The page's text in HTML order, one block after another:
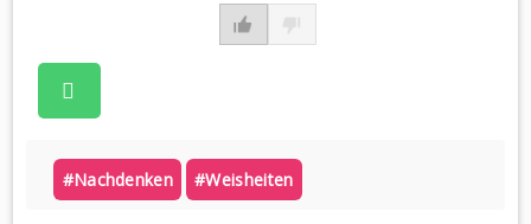
#nachdenken #weisheiten